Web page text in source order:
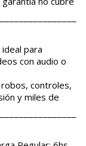
para
con audio o
controles,
y miles de